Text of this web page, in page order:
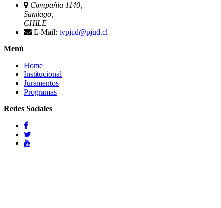
Compañia 1140,
Santiago,
CHILE
E-Mail: tvpjud@pjud.cl
Menú
Home
Institucional
Juramentos
Programas
Redes Sociales